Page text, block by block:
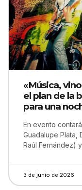
«Música,
el plan de la
para una
En evento
Guadalupe Plata,
Raúl Fernández)
3 de junio de 2026